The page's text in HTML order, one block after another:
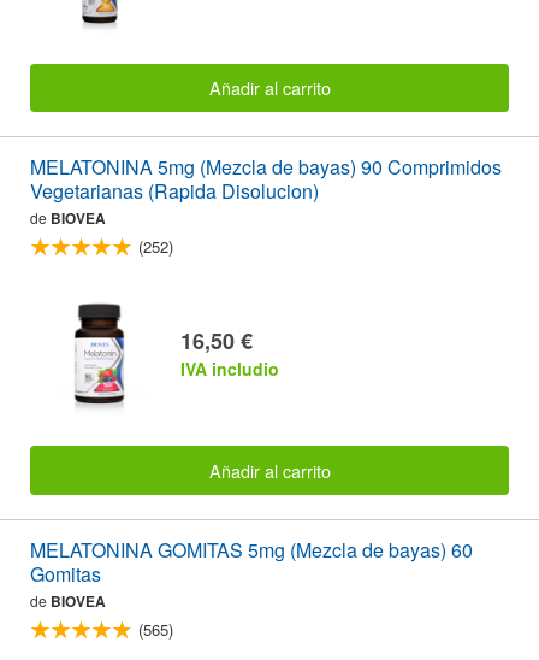
Añadir al carrito
MELATONINA 5mg (Mezcla de bayas) 90 Comprimidos
Vegetarianas (Rapida Disolucion)
de BIOVEA
(252)
16,50 €
IVA includio
Añadir al carrito
MELATONINA GOMITAS 5mg (Mezcla de bayas) 60
Gomitas
de BIOVEA
(565)